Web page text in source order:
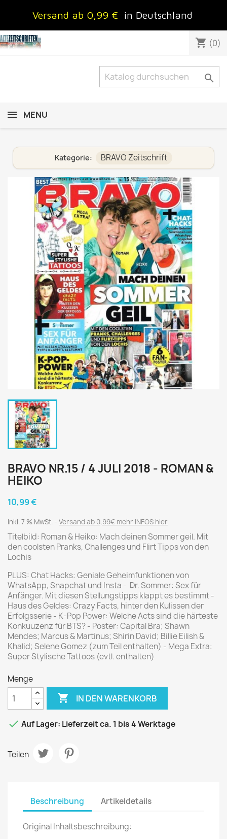
Versand ab 0,99 € in Deutschland
shopping_cart (0)

MENU
Kategorie: BRAVO Zeitschrift
BRAVO NR.15 / 4 JULI 2018 - ROMAN &
HEIKO
10,99 €
inkl. 7 % MwSt. Versand ab 0,99€ mehr INFOS hier
Titelbild: Roman & Heiko: Mach deinen Sommer geil. Mit
den coolsten Pranks, Challenges und Flirt Tipps von den
Lochis
PLUS: Chat Hacks: Geniale Geheimfunktionen von
WhatsApp, Snapchat und Insta - Dr. Sommer: Sex für
Anfänger. Mit diesen Stellungstipps klappt es bestimmt -
Haus des Geldes: Crazy Facts, hinter den Kulissen der
Erfolgsserie - K-Pop Power: Welche Acts sind die härteste
Konkuuzenz für BTS? - Poster: Capital Bra; Shawn
Mendes; Marcus & Martinus; Shirin David; Billie Eilish &
Khalid; Selene Gomez (zum Teil enthalten) - Mega Extra:
Super Stylische Tattoos (evtl. enthalten)
Menge
 IN DEN WARENKORB
 Auf Lager: Lieferzeit ca. 1 bis 4 Werktage
Teilen
Beschreibung Artikeldetails
Original Inhaltsbeschreibung: